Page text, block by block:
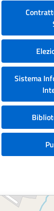
Sistema